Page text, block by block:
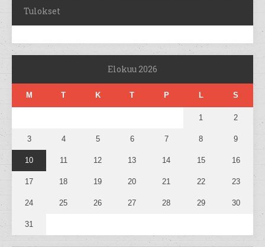
Tulokset
Elokuu 2026
M T K T P L S
1 2
3 4 5 6 7 8 9
10 11 12 13 14 15 16
17 18 19 20 21 22 23
24 25 26 27 28 29 30
31